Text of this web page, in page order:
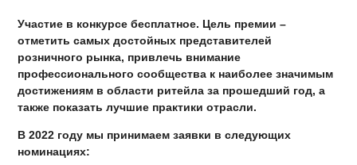
Участие в конкурсе бесплатное. Цель премии –
отметить самых достойных представителей
розничного рынка, привлечь внимание
профессионального сообщества к наиболее значимым
достижениям в области ритейла за прошедший год, а
также показать лучшие практики отрасли.
В 2022 году мы принимаем заявки в следующих
номинациях: